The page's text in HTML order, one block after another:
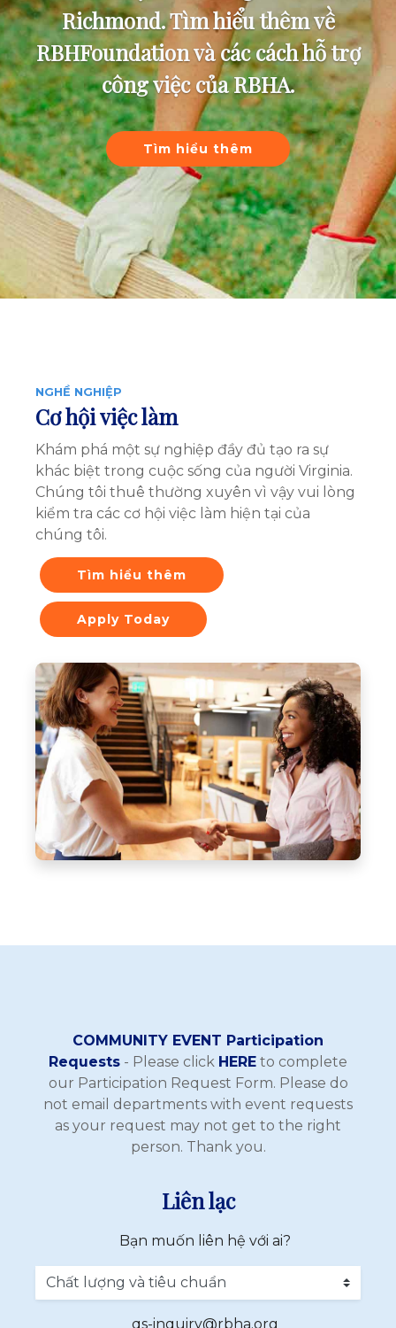
Richmond. Tìm hiểu thêm về
RBHFoundation và các cách hỗ trợ
công việc của RBHA.
Tìm hiểu thêm
NGHỀ NGHIỆP
Cơ hội việc làm
Khám phá một sự nghiệp đầy đủ tạo ra sự
khác biệt trong cuộc sống của người Virginia.
Chúng tôi thuê thường xuyên vì vậy vui lòng
kiểm tra các cơ hội việc làm hiện tại của
chúng tôi.
Tìm hiểu thêm
Apply Today
COMMUNITY EVENT Participation
Requests - Please click HERE to complete
our Participation Request Form. Please do
not email departments with event requests
as your request may not get to the right
person. Thank you.
Liên lạc
Bạn muốn liên hệ với ai?
qs-inquiry@rbha.org